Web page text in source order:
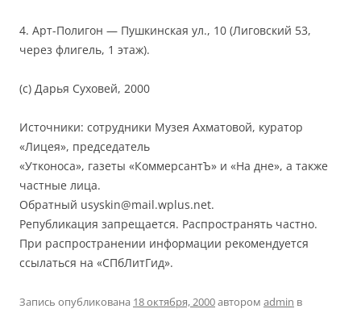
4. Арт-Полигон — Пушкинская ул., 10 (Лиговский 53,
через флигель, 1 этаж).
(с) Дарья Суховей, 2000
Источники: сотрудники Музея Ахматовой, куратор
«Лицея», председатель
«Утконоса», газеты «КоммерсантЪ» и «На дне», а также
частные лица.
Обратный usyskin@mail.wplus.net.
Републикация запрещается. Распространять частно.
При распространении информации рекомендуется
ссылаться на «СПбЛитГид».
Запись опубликована 18 октября, 2000автором admin в